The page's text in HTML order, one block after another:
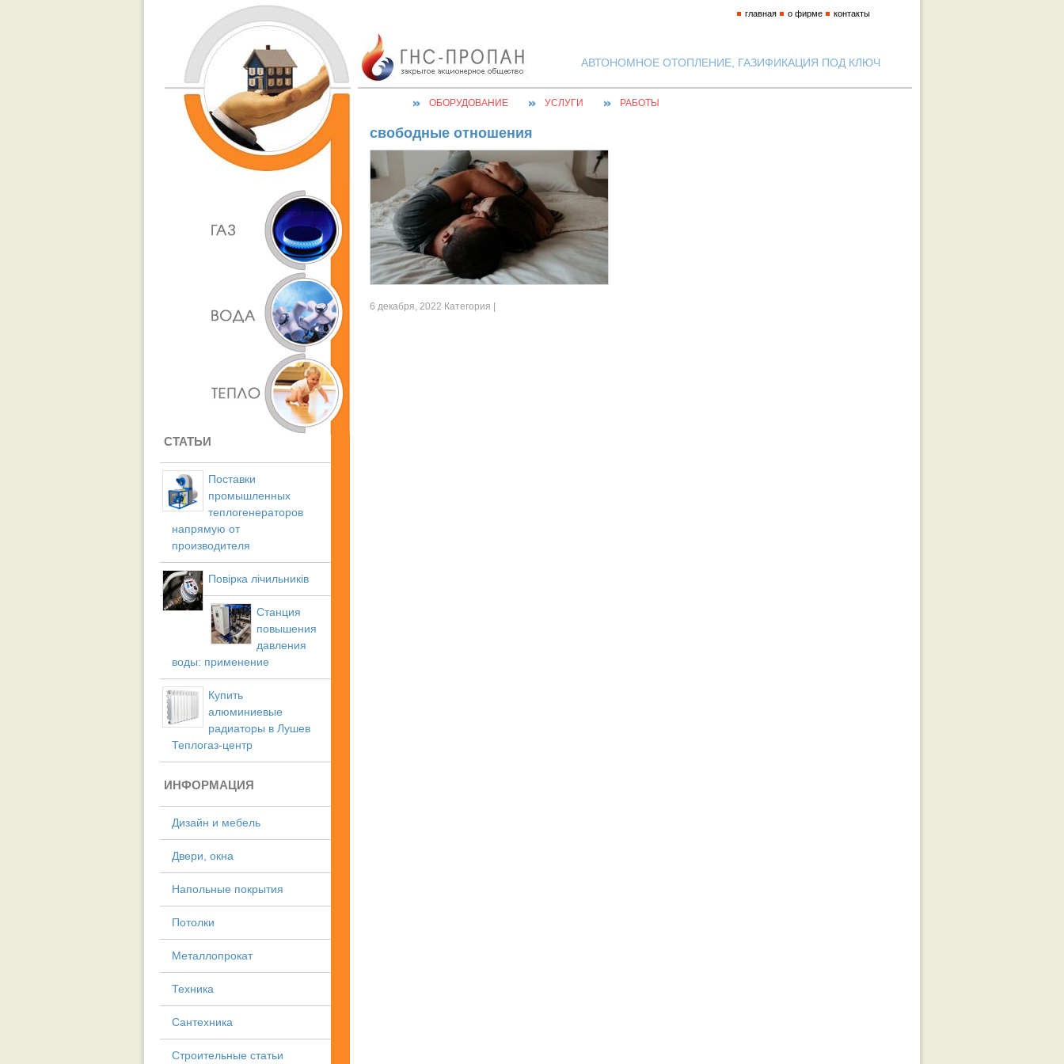
АВТОНОМНОЕ ОТОПЛЕНИЕ, ГАЗИФИКАЦИЯ ПОД КЛЮЧ
главная о фирме контакты
ОБОРУДОВАНИЕ УСЛУГИ РАБОТЫ
СТАТЬИ
Поставки
промышленных
теплогенераторов
напрямую от
производителя
Повірка лічильників
Станция
повышения
давления
воды: применение
Купить
алюминиевые
радиаторы в Лушев
Теплогаз-центр
ИНФОРМАЦИЯ
Дизайн и мебель
Двери, окна
Напольные покрытия
Потолки
Металлопрокат
Техника
Сантехника
Строительные статьи
свободные отношения
6 декабря, 2022 Категория |